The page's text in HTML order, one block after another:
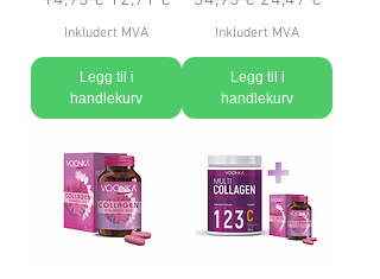
Inkludert MVA
Legg til i
handlekurv
Inkludert MVA
Legg til i
handlekurv